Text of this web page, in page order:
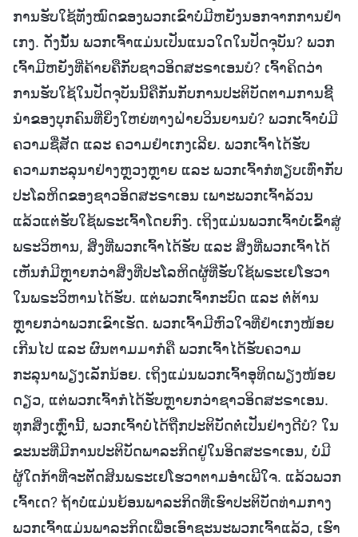
ການຮັບໃຊ້ທັງໝົດຂອງພວກເຂົາບໍ່ມີຫຍັງນອກຈາກການຢໍາ
ເກງ. ດັ່ງນັ້ນ ພວກເຈົ້າແມ່ນເປັນແນວໃດໃນປັດຈຸບັນ? ພວກ
ເຈົ້າມີຫຍັງທີ່ຄ້າຍຄືກັບຊາວອິດສະຣາເອນບໍ? ເຈົ້າຄິດວ່າ
ການຮັບໃຊ້ໃນປັດຈຸບັນນີ້ຄືກັນກັບການປະຕິບັດຕາມການຊີ້
ນໍາຂອງບຸກຄົນທີ່ຍິ່ງໃຫຍ່ທາງຝ່າຍວິນຍານບໍ? ພວກເຈົ້າບໍ່ມີ
ຄວາມຊື່ສັດ ແລະ ຄວາມຢໍາເກງເລີຍ. ພວກເຈົ້າໄດ້ຮັບ
ຄວາມກະລຸນາຢ່າງຫຼວງຫຼາຍ ແລະ ພວກເຈົ້າກໍທຽບເທົ່າກັບ
ປະໂລຫິດຂອງຊາວອິດສະຣາເອນ ເພາະພວກເຈົ້າລ້ວນ
ແລ້ວແຕ່ຮັບໃຊ້ພຣະເຈົ້າໂດຍກົງ. ເຖິງແມ່ນພວກເຈົ້າບໍ່ເຂົ້າສູ່
ພຣະວິຫານ, ສິ່ງທີ່ພວກເຈົ້າໄດ້ຮັບ ແລະ ສິ່ງທີ່ພວກເຈົ້າໄດ້
ເຫັນກໍມີຫຼາຍກວ່າສິ່ງທີ່ປະໂລຫິດຜູ້ທີ່ຮັບໃຊ້ພຣະເຢໂຮວາ
ໃນພຣະວິຫານໄດ້ຮັບ. ແຕ່ພວກເຈົ້າກະບົດ ແລະ ຕໍ່ຕ້ານ
ຫຼາຍກວ່າພວກເຂົາເຮັດ. ພວກເຈົ້າມີຫົວໃຈທີ່ຢໍາເກງໜ້ອຍ
ເກີນໄປ ແລະ ຜົນຕາມມາກໍຄື ພວກເຈົ້າໄດ້ຮັບຄວາມ
ກະລຸນາພຽງເລັກນ້ອຍ. ເຖິງແມ່ນພວກເຈົ້າອຸທິດພຽງໜ້ອຍ
ດຽວ, ແຕ່ພວກເຈົ້າກໍໄດ້ຮັບຫຼາຍກວ່າຊາວອິດສະຣາເອນ.
ທຸກສິ່ງເຫຼົ່ານີ້, ພວກເຈົ້າບໍ່ໄດ້ຖືກປະຕິບັດຕໍ່ເປັນຢ່າງດີບໍ? ໃນ
ຂະນະທີ່ມີການປະຕິບັດພາລະກິດຢູ່ໃນອິດສະຣາເອນ, ບໍ່ມີ
ຜູ້ໃດກ້າທີ່ຈະຕັດສິນພຣະເຢໂຮວາຕາມອໍາເພີໃຈ. ແລ້ວພວກ
ເຈົ້າເດ? ຖ້າບໍ່ແມ່ນຍ້ອນພາລະກິດທີ່ເຮົາປະຕິບັດທ່າມກາງ
ພວກເຈົ້າແມ່ນພາລະກິດເພື່ອເອົາຊະນະພວກເຈົ້າແລ້ວ, ເຮົາ